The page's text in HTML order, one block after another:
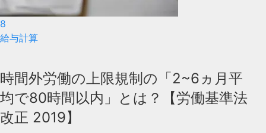
8
給与計算
時間外労働の上限規制の「2~6ヵ月平
均で80時間以内」とは？【労働基準法
改正 2019】